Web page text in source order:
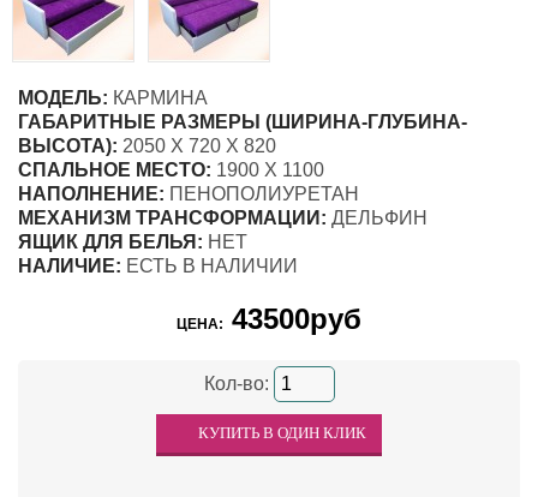
МОДЕЛЬ: КАРМИНА
ГАБАРИТНЫЕ РАЗМЕРЫ (ШИРИНА-ГЛУБИНА-
ВЫСОТА): 2050 Х 720 Х 820
СПАЛЬНОЕ МЕСТО: 1900 Х 1100
НАПОЛНЕНИЕ: ПЕНОПОЛИУРЕТАН
МЕХАНИЗМ ТРАНСФОРМАЦИИ: ДЕЛЬФИН
ЯЩИК ДЛЯ БЕЛЬЯ: НЕТ
НАЛИЧИЕ: ЕСТЬ В НАЛИЧИИ
ЦЕНА: 43500руб
Кол-во: